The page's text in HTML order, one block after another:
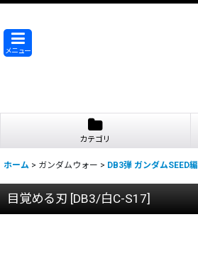
メニュー
カテゴリ
ホーム > ガンダムウォー > DB3弾 ガンダムSEED編
目覚める刃 [DB3/白C-S17]